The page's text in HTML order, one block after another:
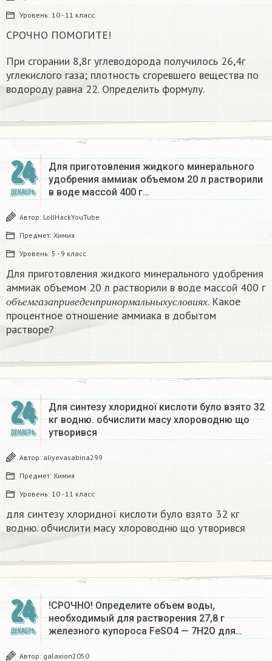
Уровень: 10 - 11 класс
СРОЧНО ПОМОГИТЕ!
При сгорании 8,8г углеводорода получилось 26,4г
углекислого газа; плотность сгоревшего вещества по
водороду равна 22. Определить формулу.
24
ДЕКАБРЬ
Для приготовления жидкого минерального
удобрения аммиак объемом 20 л растворили
в воде массой 400 г…
Автор: LolIHackYouTube
Предмет: Химия
Уровень: 5 - 9 класс
Для приготовления жидкого минерального удобрения
аммиак объемом 20 л растворили в воде массой 400 г
о б ъемг а з а п р и в е д е н п р и н о рмал ьн ых у сл о в иях
объемгазаприведен пр инормальных условиях
. Какое
процентное отношение аммиака в добытом
растворе?
24
ДЕКАБРЬ
Для синтезу хлоридної кислоти було взято 32
кг водню. обчислити масу хлороводню що
утворився​
Автор: aliyevasabina299
Предмет: Химия
Уровень: 10 - 11 класс
для синтезу хлоридної кислоти було взято 32 кг
водню. обчислити масу хлороводню що утворився​
24
ДЕКАБРЬ
!СРОЧНО! Определите объем воды,
необходимый для растворения 27,8 г
железного купороса FeSO4 — 7Н2О для…
Автор: galaxion2050